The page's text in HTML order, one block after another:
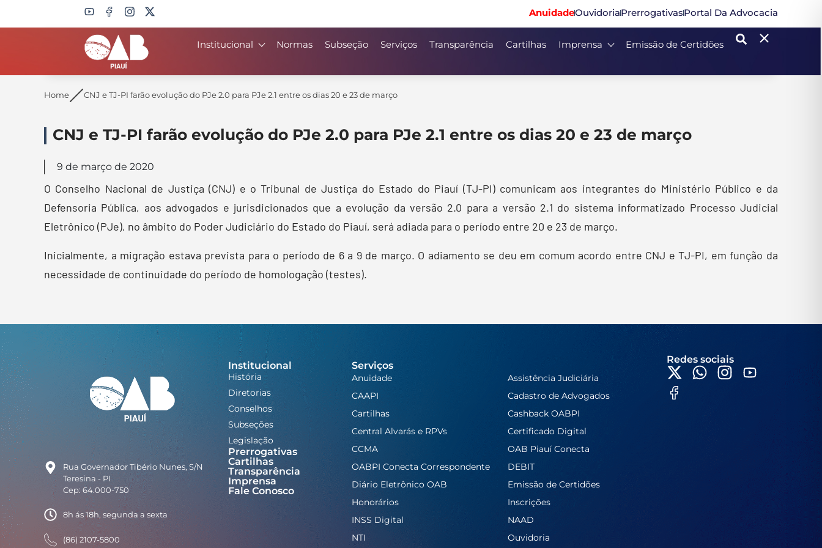
AnuidadeOuvidoriaPrerrogativasPortal Da Advocacia
Institucional Normas Subseção Serviços Transparência Cartilhas Imprensa Emissão de Certidões
Search
Home CNJ e TJ-PI farão evolução do PJe 2.0 para PJe 2.1 entre os dias 20 e 23 de março
CNJ e TJ-PI farão evolução do PJe 2.0 para PJe 2.1 entre os dias 20 e 23 de março
9 de março de 2020
O Conselho Nacional de Justiça (CNJ) e o Tribunal de Justiça do Estado do Piauí (TJ-PI) comunicam aos integrantes do Ministério Público e da
Defensoria Pública, aos advogados e jurisdicionados que a evolução da versão 2.0 para a versão 2.1 do sistema informatizado Processo Judicial
Eletrônico (PJe), no âmbito do Poder Judiciário do Estado do Piauí, será adiada para o período entre 20 e 23 de março.
Inicialmente, a migração estava prevista para o período de 6 a 9 de março. O adiamento se deu em comum acordo entre CNJ e TJ-PI, em função da
necessidade de continuidade do período de homologação (testes).
Rua Governador Tibério Nunes, S/N
Teresina - PI
Cep: 64.000-750
8h ás 18h, segunda a sexta
(86) 2107-5800
Institucional
História
Diretorias
Conselhos
Subseções
Legislação
Prerrogativas
Cartilhas
Transparência
Imprensa
Fale Conosco
Serviços
Anuidade
Assistência Judiciária
CAAPI
Cadastro de Advogados
Cartilhas
Cashback OABPI
Central Alvarás e RPVs
Certificado Digital
CCMA
OAB Piauí Conecta
OABPI Conecta Correspondente
DEBIT
Diário Eletrônico OAB
Emissão de Certidões
Honorários
Inscrições
INSS Digital
NAAD
NTI
Ouvidoria
Redes sociais